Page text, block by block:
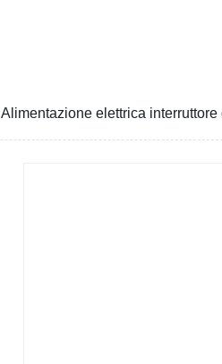
Alimentazione elettrica